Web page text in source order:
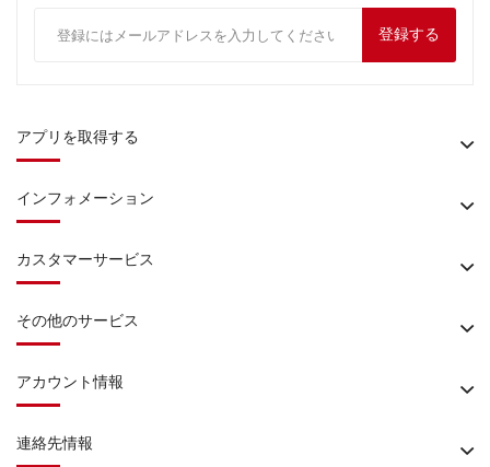
登録する
アプリを取得する
インフォメーション
カスタマーサービス
その他のサービス
アカウント情報
連絡先情報